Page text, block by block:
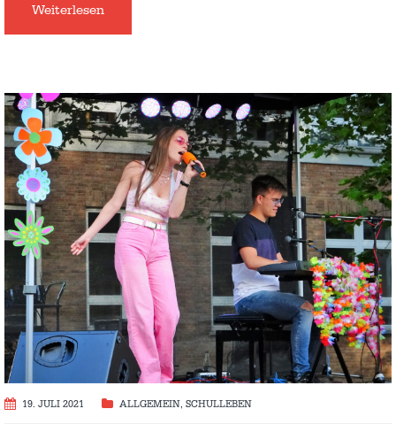
Weiterlesen
19. JULI 2021 ALLGEMEIN, SCHULLEBEN